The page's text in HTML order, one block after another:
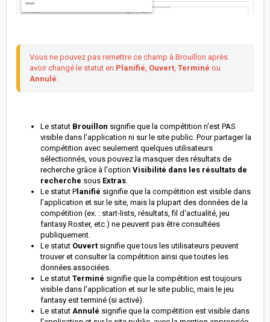
Vous ne pouvez pas remettre ce champ à Brouillon après
avoir changé le statut en Planifié Ouvert Terminé
Annulé
Le statut Brouillon signifie que la compétition n'est PAS
visible dans l'application ni sur le site public. Pour partager la
compétition avec seulement quelques utilisateurs
sélectionnés, vous pouvez la masquer des résultats de
recherche grâce à l'option Visibilité dans les résultats de
recherche sous Extras
Le statut P lanifié signifie que la compétition est visible dans
l'application et sur le site, mais la plupart des données de la
compétition (ex. : start-lists, résultats, fil d'actualité, jeu
fantasy Roster, etc.) ne peuvent pas être consultées
publiquement.
Le statut Ouvert signifie que tous les utilisateurs peuvent
trouver et consulter la compétition ainsi que toutes les
données associées.
Le statut Terminé signifie que la compétition est toujours
visible dans l'application et sur le site public, mais le jeu
fantasy est terminé (si activé).
Le statut Annulé signifie que la compétition est visible dans